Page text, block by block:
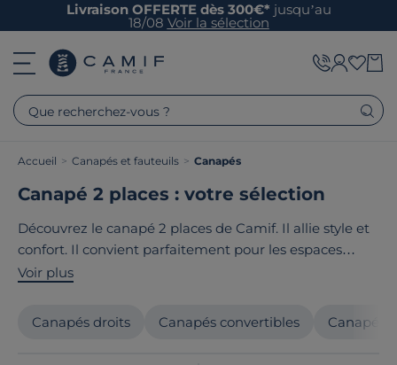
Livraison OFFERTE dès 300€* jusqu’au
18/08 Voir la sélection
Que recherchez-vous ?
Accueil > Canapés et fauteuils > Canapés
Canapé 2 places : votre sélection
Découvrez le canapé 2 places de Camif. Il allie style et
confort. Il convient parfaitement pour les espaces
réduits et s'intègre facilement dans votre salon. Son
fabrication de qualité vont vous plaire. Ajoutez une
touche de raffinement à votre intérieur. Le point
Voir plus
Canapés droits Canapés convertibles Canapés